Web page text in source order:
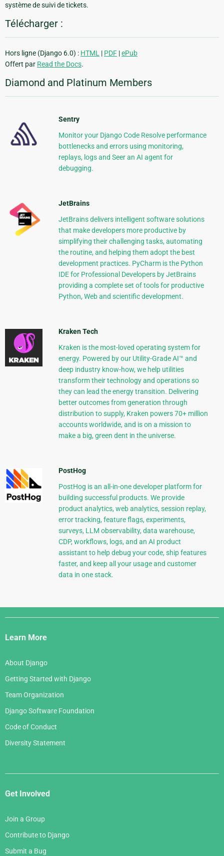
système de suivi de tickets.
Télécharger :
Hors ligne (Django 6.0) : HTML | PDF |ePub
Offert par Read the Docs.
Diamond and Platinum Members
Sentry
Monitor your Django Code Resolve performance
bottlenecks and errors using monitoring,
replays, logs and Seer an AI agent for
debugging.
JetBrains
JetBrains delivers intelligent software solutions
that make developers more productive by
simplifying their challenging tasks, automating
the routine, and helping them adopt the best
development practices. PyCharm is the Python
IDE for Professional Developers by JetBrains
providing a complete set of tools for productive
Python, Web and scientific development.
Kraken Tech
Kraken is the most-loved operating system for
energy. Powered by our Utility-Grade AI™ and
deep industry know-how, we help utilities
transform their technology and operations so
they can lead the energy transition. Delivering
better outcomes from generation through
distribution to supply, Kraken powers 70+ million
accounts worldwide, and is on a mission to
make a big, green dent in the universe.
PostHog
PostHog is an all-in-one developer platform for
building successful products. We provide
product analytics, web analytics, session replay,
error tracking, feature flags, experiments,
surveys, LLM observability, data warehouse,
CDP, workflows, logs, and an AI product
assistant to help debug your code, ship features
faster, and keep all your usage and customer
data in one stack.
Django
Links
Learn More
About Django
Getting Started with Django
Team Organization
Django Software Foundation
Code of Conduct
Diversity Statement
Get Involved
Join a Group
Contribute to Django
Submit a Bug